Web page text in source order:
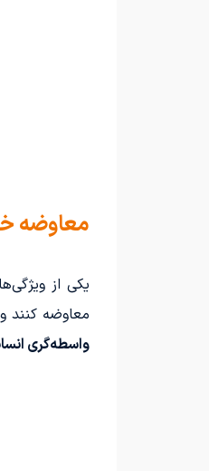
معاوضه
یکی از
معاوضه کنند
واسطه‌گری